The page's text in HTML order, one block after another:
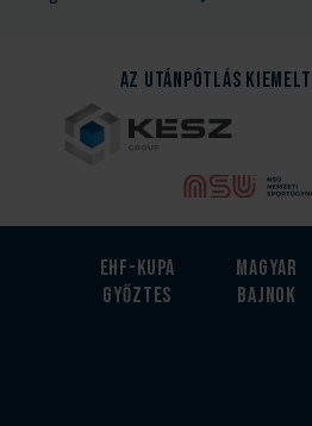
Az Utánpótlás
EHF-Kupa
győztes
Magyar
bajnok